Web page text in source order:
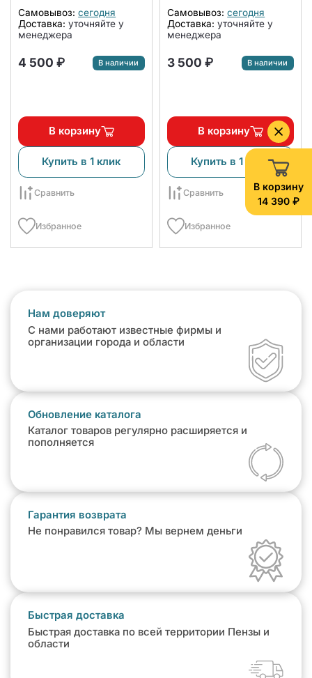
В корзину
14 390 ₽
Самовывоз: сегодня
Доставка: уточняйте у
менеджера
4 500 ₽ В наличии
В корзину
Купить в 1 клик
Сравнить
Избранное
Самовывоз: сегодня
Доставка: уточняйте у
менеджера
3 500 ₽ В наличии
В корзину
Купить в 1 клик
Сравнить
Избранное
Нам доверяют
С нами работают известные фирмы и
организации города и области
Обновление каталога
Каталог товаров регулярно расширяется и
пополняется
Гарантия возврата
Не понравился товар? Мы вернем деньги
Быстрая доставка
Быстрая доставка по всей территории Пензы и
области